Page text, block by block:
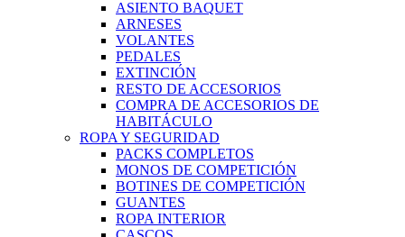
ASIENTO BAQUET
ARNESES
VOLANTES
PEDALES
EXTINCIÓN
RESTO DE ACCESORIOS
COMPRA DE ACCESORIOS DE
HABITÁCULO
ROPA Y SEGURIDAD
PACKS COMPLETOS
MONOS DE COMPETICIÓN
BOTINES DE COMPETICIÓN
GUANTES
ROPA INTERIOR